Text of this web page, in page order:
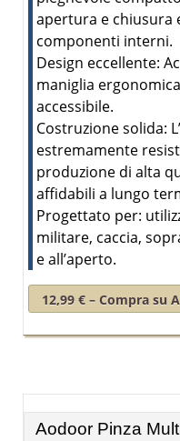
apertura e chiusura
componenti interni.
Design eccellente:
maniglia
accessibile.
Costruzione solida:
estremamente
produzione di alta
affidabili a lungo
Progettato per:
militare, caccia,
e all’aperto.
12,99 € – Compra su
Aodoor Pinza